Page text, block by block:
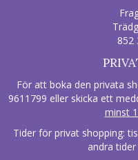
852
För att boka den privata
9611799 eller skicka ett
minst
Tider för privat shopping:
andra